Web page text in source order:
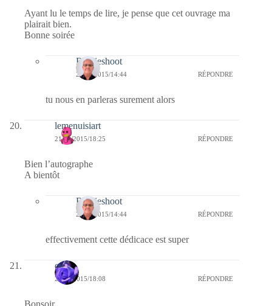
Ayant lu le temps de lire, je pense que cet ouvrage ma
plairait bien.
Bonne soirée
Bernieshoot
22/01/2015/14:44 RÉPONDRE
tu nous en parleras surement alors
lemenuisiart
21/01/2015/18:25 RÉPONDRE
Bien l’autographe
A bientôt
Bernieshoot
22/01/2015/14:44 RÉPONDRE
effectivement cette dédicace est super
covix
21/01/2015/18:08 RÉPONDRE
Bonsoir,